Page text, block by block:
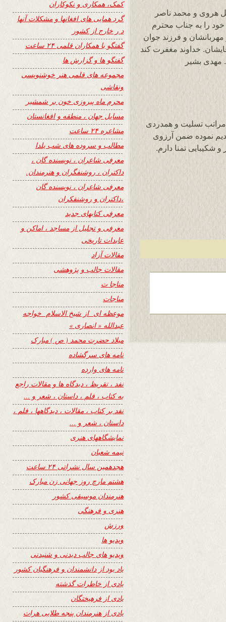
هروی و محمد ناصر
را به جناب محترم
و فرزند جوان
خداوند مغفرت کند
مهدی بشیر
مراتب تسلیت و همدردی
نموده ضمن آرزوی
شکیبایی تمنا دارم.
کمک، همکاری و نکوکاران
گرد همایی های افغانها و مشکلات آنها
د ر خارج از کشور
گفتگو با همکاران قلمی ۲۴ ساعت
گفتگو ها و گزارش ها
مجموعه های قلمی هنر خوشنویسی
ونقاشی
محرم ماه پیروزی خون بر شمشیر
مسایل جهان ، منطقه و افغانستان
مشاعره ۲۴ ساعت
مطالب و سروده های شب یلدا
معرفی شاعران ، نویسنده گان ،
داکتران ، روشنفگران و هنرمندان.
معرفی شاعران ، نویسنده گان
،داکتران و روشنفکران
معرفی کتابهای جدید
معرفی و تجلیل از مساجد ، اماکن و
عابدات تاریخی
مقالات آزاد
مقالات جالب و پژوهشی
مناجا ت
مناجات
موعظه ای از شیخ الاسلام خواجه
عبدالله « انصاری »
میلاد حضرت محمد ( ص ) مبارک
نامه های سرگشاده
نامه های وارده
نفد ، تقریظ ، دیدگاه ها و مقالات راجع
به کتاب ، فلم ، داستان ، شعر و …
نفد بر کتاب ، مقالات ، دیدگاهها ، فلم ،
داستان ، شعر و …
نمایشگاههای هنری
نیمه شعبان
هجدهمین سال نشراتی ۲۴ ساعت
هشتم مارچ روز جهانی زن مبارک
هنرمندان موسیقی کشور
هنری و فرهنگی
ورزش
ویدیو ها
ویدیو های جالب دیدنی و شنیدنی
یاد بود از دانشمندان و فرهنگیان کشور
یادی از خاطرات گذشته
یادی از فرهیختگان
یادی از هنرمندان پنجه طلایی هرات